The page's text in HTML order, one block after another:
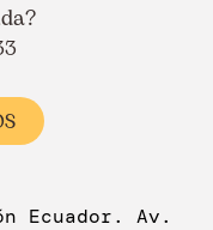
Ecuador. Av.